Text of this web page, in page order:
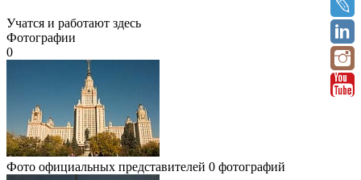
Учатся и работают здесь
Фотографии
0
Фото официальных представителей 0 фотографий